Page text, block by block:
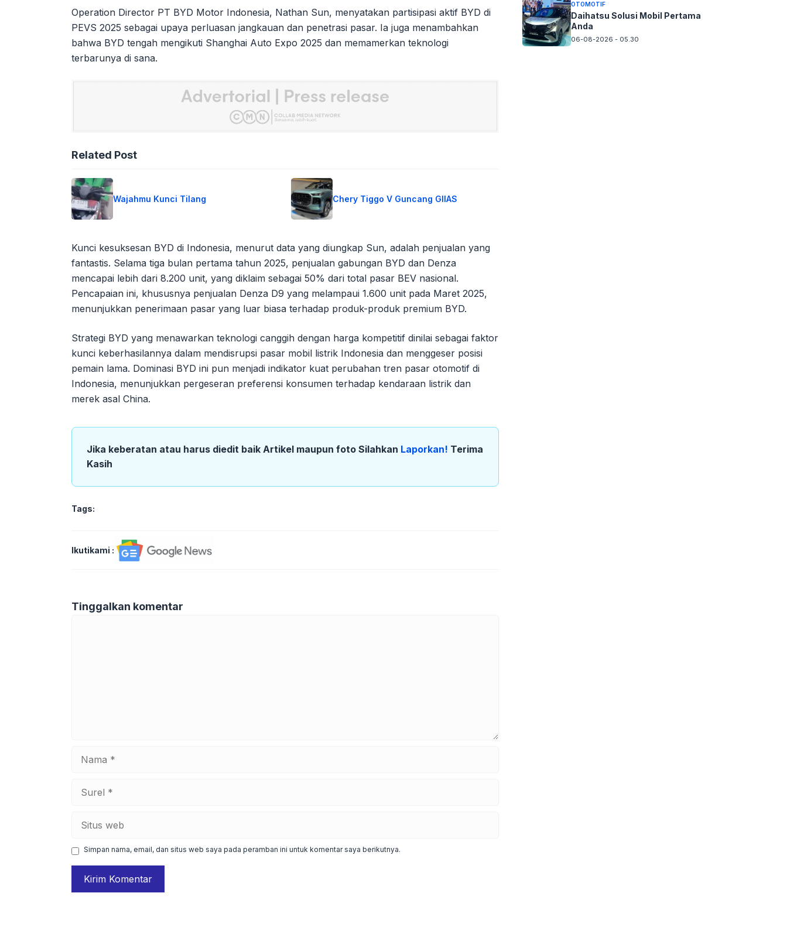
Operation Director PT BYD Motor Indonesia, Nathan Sun, menyatakan partisipasi aktif BYD di
PEVS 2025 sebagai upaya perluasan jangkauan dan penetrasi pasar. Ia juga menambahkan
bahwa BYD tengah mengikuti Shanghai Auto Expo 2025 dan memamerkan teknologi
terbarunya di sana.
Related Post
Wajahmu Kunci Tilang Chery Tiggo V Guncang GIIAS
Kunci kesuksesan BYD di Indonesia, menurut data yang diungkap Sun, adalah penjualan yang
fantastis. Selama tiga bulan pertama tahun 2025, penjualan gabungan BYD dan Denza
mencapai lebih dari 8.200 unit, yang diklaim sebagai 50% dari total pasar BEV nasional.
Pencapaian ini, khususnya penjualan Denza D9 yang melampaui 1.600 unit pada Maret 2025,
menunjukkan penerimaan pasar yang luar biasa terhadap produk-produk premium BYD.
Strategi BYD yang menawarkan teknologi canggih dengan harga kompetitif dinilai sebagai faktor
kunci keberhasilannya dalam mendisrupsi pasar mobil listrik Indonesia dan menggeser posisi
pemain lama. Dominasi BYD ini pun menjadi indikator kuat perubahan tren pasar otomotif di
Indonesia, menunjukkan pergeseran preferensi konsumen terhadap kendaraan listrik dan
merek asal China.
Jika keberatan atau harus diedit baik Artikel maupun foto Silahkan Laporkan! Terima
Kasih
Tags:
Ikutikami :
Tinggalkan komentar
web
Simpan nama, email, dan situs web saya pada peramban ini untuk komentar saya berikutnya.
OTOMOTIF
Daihatsu Solusi Mobil Pertama
Anda
06-08-2026 - 05.30